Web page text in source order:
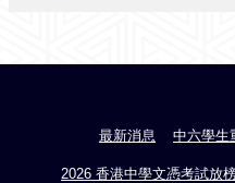
最新消息 中六學生
2026 香港中學文憑考試放